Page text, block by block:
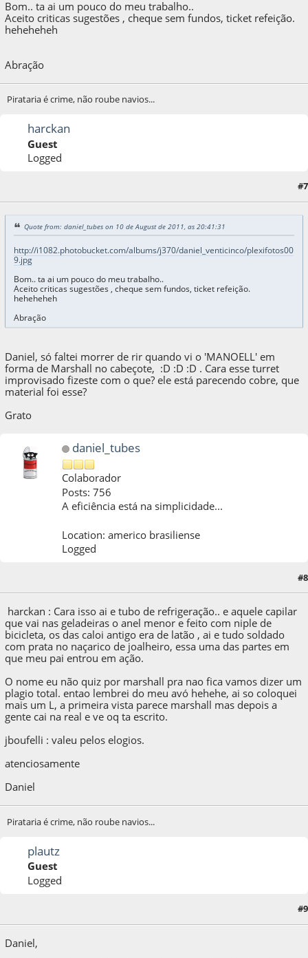
Bom.. ta ai um pouco do meu trabalho..
Aceito criticas sugestões , cheque sem fundos, ticket refeição.
heheheheh
Abração
Pirataria é crime, não roube navios...
harckan
Guest
Logged
#7
Quote from: daniel_tubes on 10 de August de 2011, as 20:41:31
http://i1082.photobucket.com/albums/j370/daniel_venticinco/plexifotos00
9.jpg
Bom.. ta ai um pouco do meu trabalho..
Aceito criticas sugestões , cheque sem fundos, ticket refeição.
heheheheh
Abração
Daniel, só faltei morrer de rir quando vi o 'MANOELL' em
forma de Marshall no cabeçote, :D :D :D . Cara esse turret
improvisado fizeste com o que? ele está parecendo cobre, que
material foi esse?
Grato
daniel_tubes
Colaborador
Posts: 756
A eficiência está na simplicidade...
Location: americo brasiliense
Logged
#8
harckan : Cara isso ai e tubo de refrigeração.. e aquele capilar
que vai nas geladeiras o anel menor e feito com niple de
bicicleta, os das caloi antigo era de latão , ai e tudo soldado
com prata no naçarico de joalheiro, essa uma das partes em
que meu pai entrou em ação.
O nome eu não quiz por marshall pra nao fica vamos dizer um
plagio total. entao lembrei do meu avó hehehe, ai so coloquei
mais um L, a primeira vista parece marshall mas depois a
gente cai na real e ve oq ta escrito.
jboufelli : valeu pelos elogios.
atenciosamente
Daniel
Pirataria é crime, não roube navios...
plautz
Guest
Logged
#9
Daniel,